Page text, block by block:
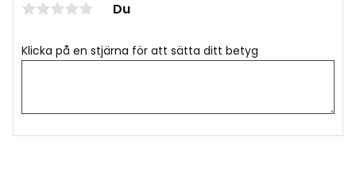
Du
Klicka på en stjärna för att sätta ditt betyg